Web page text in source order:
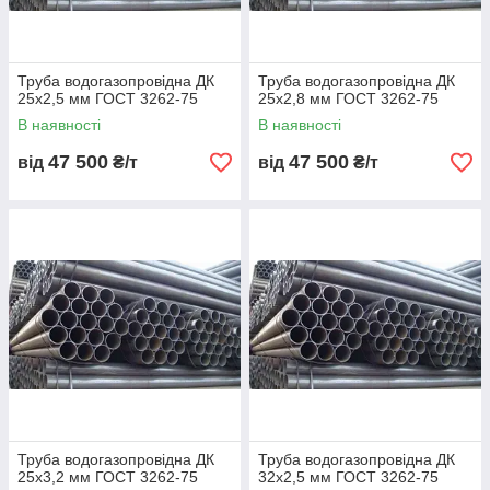
🧩 Застосування сталевих труб
🏗️Будівництво
— металокаркаси, ферми,
Водопостачання та опалення
🧱Енергетика та нафтогаз— трубопроводи
високого тиску;
🌿Сільське господарство— теплиці, зрошувальні
установки.
🧩 Переваги Металбудальянс
✅ Уся продукціяв наявності на складі в Україні;
✅ Продаж оптом і в роздріб;
Труба водогазопровідна ДК
25х2,5 мм ГОСТ 3262-75
В наявності
від 47 500 ₴/т
Труба водогазопровідна ДК
25х2,8 мм ГОСТ 3262-75
В наявності
від 47 500 ₴/т
Труба водогазопровідна ДК
25х3,2 мм ГОСТ 3262-75
Труба водогазопровідна ДК
32х2,5 мм ГОСТ 3262-75